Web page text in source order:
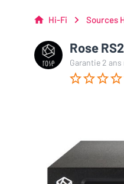
Hi-Fi Sources
Rose
Garantie 2